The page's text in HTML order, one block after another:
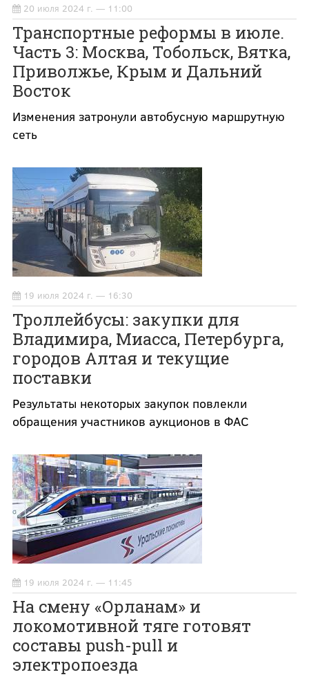
20 июля 2024 г. — 11:00
Транспортные реформы в июле.
Часть 3: Москва, Тобольск, Вятка,
Приволжье, Крым и Дальний
Восток
Изменения затронули автобусную маршрутную
сеть
19 июля 2024 г. — 16:30
Троллейбусы: закупки для
Владимира, Миасса, Петербурга,
городов Алтая и текущие
поставки
Результаты некоторых закупок повлекли
обращения участников аукционов в ФАС
19 июля 2024 г. — 11:45
На смену «Орланам» и
локомотивной тяге готовят
составы push-pull и
электропоезда